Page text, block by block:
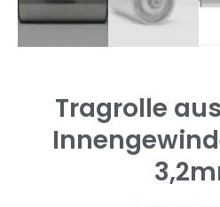
Tragrolle